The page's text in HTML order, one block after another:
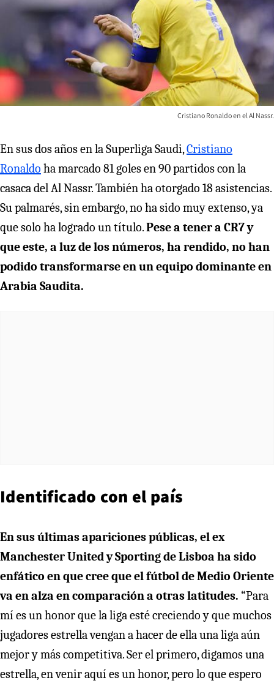
Cristiano Ronaldo en el Al Nassr.
En sus dos años en la Superliga Saudi,Cristiano
Ronaldo ha marcado 81 goles en 90 partidos con la
casaca del Al Nassr. También ha otorgado 18 asistencias.
Su palmarés, sin embargo, no ha sido muy extenso, ya
que solo ha logrado un título.Pese a tener a CR7 y
que este, a luz de los números, ha rendido, no han
podido transformarse en un equipo dominante en
Arabia Saudita.
Identificado con el país
En sus últimas apariciones públicas, el ex
Manchester United y Sporting de Lisboa ha sido
enfático en que cree que el fútbol de Medio Oriente
va en alza en comparación a otras latitudes. “Para
mí es un honor que la liga esté creciendo y que muchos
jugadores estrella vengan a hacer de ella una liga aún
mejor y más competitiva. Ser el primero, digamos una
estrella, en venir aquí es un honor, pero lo que espero